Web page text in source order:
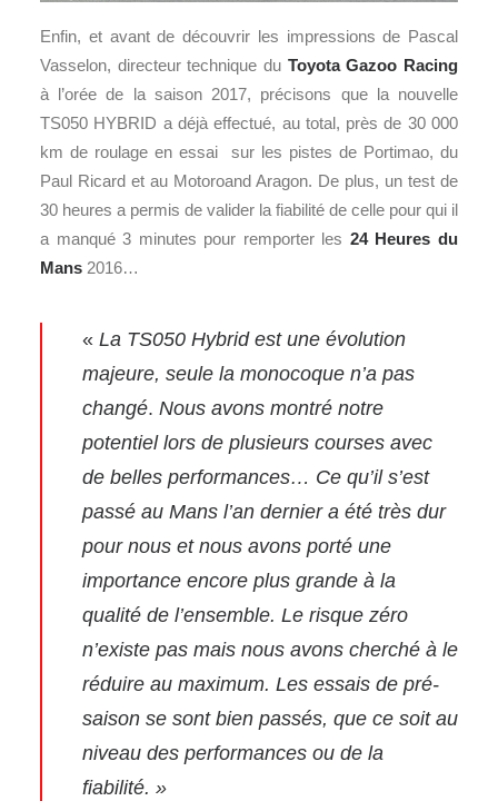
Enfin, et avant de découvrir les impressions de Pascal
Vasselon, directeur technique du Toyota Gazoo Racing
à l’orée de la saison 2017, précisons que la nouvelle
TS050 HYBRID a déjà effectué, au total, près de 30 000
km de roulage en essai sur les pistes de Portimao, du
Paul Ricard et au Motoroand Aragon. De plus, un test de
30 heures a permis de valider la fiabilité de celle pour qui il
a manqué 3 minutes pour remporter les 24 Heures du
Mans 2016…
« La TS050 Hybrid est une évolution
majeure, seule la monocoque n’a pas
changé. Nous avons montré notre
potentiel lors de plusieurs courses avec
de belles performances… Ce qu’il s’est
passé au Mans l’an dernier a été très dur
pour nous et nous avons porté une
importance encore plus grande à la
qualité de l’ensemble. Le risque zéro
n’existe pas mais nous avons cherché à le
réduire au maximum. Les essais de pré-
saison se sont bien passés, que ce soit au
niveau des performances ou de la
fiabilité. »